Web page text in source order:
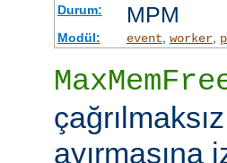
Durum: MPM
Modül: event worker,
ayırmasına